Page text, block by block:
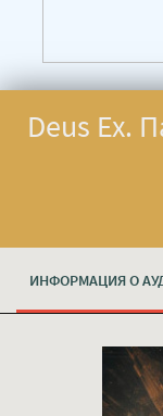
Deus Ex.
ИНФОРМАЦИЯ О